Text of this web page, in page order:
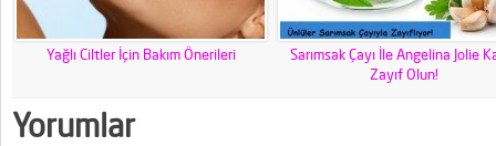
Yağlı Ciltler İçin Bakım Önerileri
Sarımsak Çayı İle Angelina Jolie
Zayıf Olun!
Yorumlar